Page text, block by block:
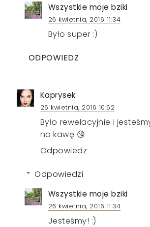
Wszystkie moje bziki
26 kwietnia, 2016 11:34
Było super :)
ODPOWIEDZ
Kaprysek
26 kwietnia, 2016 10:52
Było rewelacyjnie i
na kawę 😘
Odpowiedz
Odpowiedzi
Wszystkie moje bziki
26 kwietnia, 2016 11:34
Jesteśmy! :)